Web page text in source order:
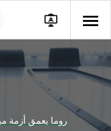
روما يعمق أزمة